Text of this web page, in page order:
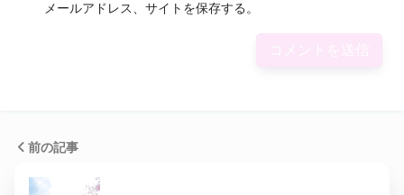
メールアドレス、サイトを保存する。
前の記事